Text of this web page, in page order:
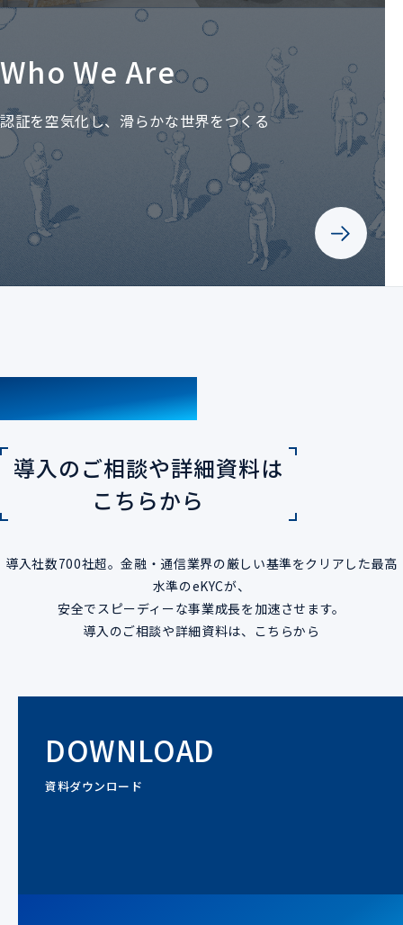
Who We Are
認証を空気化し、滑らかな世界をつくる
CONTACT
導入のご相談や詳細資料は
こちらから
導入社数700社超。金融・通信業界の厳しい基準をクリアした最高
水準のeKYCが、
安全でスピーディーな事業成長を加速させます。
導入のご相談や詳細資料は、こちらから
DOWNLOAD
資料ダウンロード